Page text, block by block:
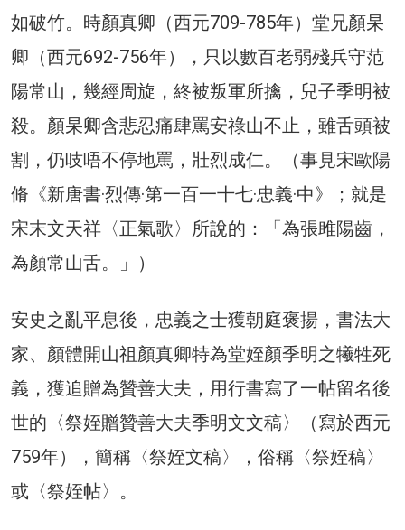
如破竹。時顏真卿（西元709-785年）堂兄顏杲
卿（西元692-756年），只以數百老弱殘兵守范
陽常山，幾經周旋，終被叛軍所擒，兒子季明被
殺。顏杲卿含悲忍痛肆罵安祿山不止，雖舌頭被
割，仍吱唔不停地罵，壯烈成仁。（事見宋歐陽
脩《新唐書·烈傳·第一百一十七·忠義·中》；就是
宋末文天祥〈正氣歌〉所說的：「為張雎陽齒，
為顏常山舌。」）
安史之亂平息後，忠義之士獲朝庭褒揚，書法大
家、顏體開山祖顏真卿特為堂姪顏季明之犧牲死
義，獲追贈為贊善大夫，用行書寫了一帖留名後
世的〈祭姪贈贊善大夫季明文文稿〉（寫於西元
759年），簡稱〈祭姪文稿〉，俗稱〈祭姪稿〉
或〈祭姪帖〉。